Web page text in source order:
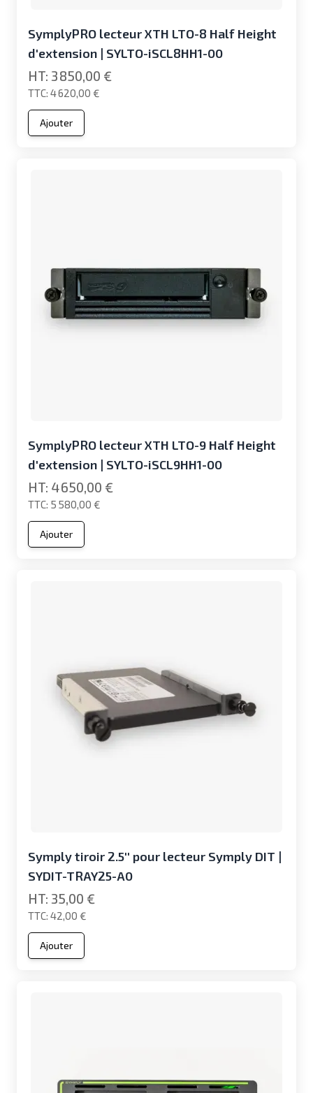
SymplyPRO lecteur XTH LTO-8 Half Height
d'extension | SYLTO-iSCL8HH1-00
4 620,00 €
3 850,00 €
Ajouter
SymplyPRO lecteur XTH LTO-9 Half Height
d'extension | SYLTO-iSCL9HH1-00
5 580,00 €
4 650,00 €
Ajouter
Symply tiroir 2.5'' pour lecteur Symply DIT |
SYDIT-TRAY25-A0
42,00 €
35,00 €
Ajouter